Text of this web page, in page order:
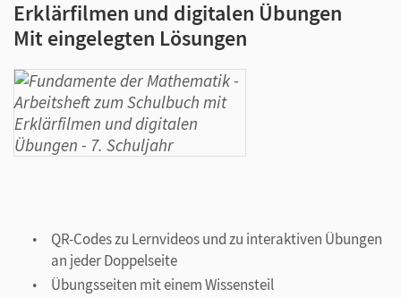
Erklärfilmen und digitalen Übungen
Mit eingelegten Lösungen
QR-Codes zu Lernvideos und zu interaktiven Übungen
an jeder Doppelseite
Übungsseiten mit einem Wissensteil